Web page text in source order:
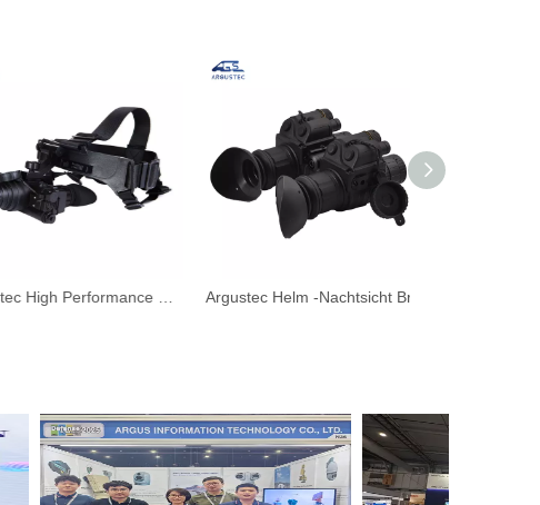
Argustec High Performance Night Vision SHARGLES BILDING Camera Argustec Helm -Nachtsicht Brille für Wildtierjagd Bildgebungskamera